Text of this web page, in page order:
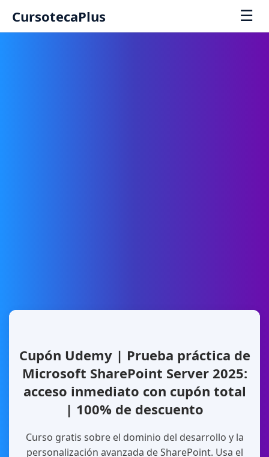
CursotecaPlus ☰
Cupón Udemy | Prueba práctica de
Microsoft SharePoint Server 2025:
acceso inmediato con cupón total
| 100% de descuento
Curso gratis sobre el dominio del desarrollo y la
personalización avanzada de SharePoint. Usa el